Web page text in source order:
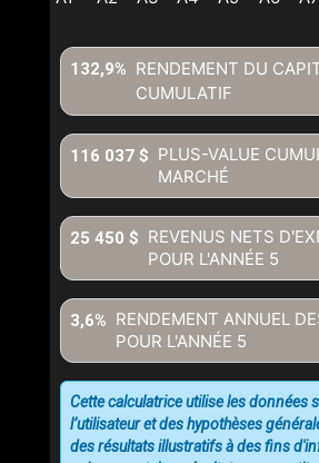
RENDEMENT DU
CUMULATIF
132,9%
PLUS-VALUE
MARCHÉ
116 037 $
REVENUS NETS
POUR L'ANNÉE 5
25 450 $
RENDEMENT ANNUEL
POUR L'ANNÉE 5
3,6%
Cette calculatrice utilise les données
l’utilisateur et des hypothèses
des résultats illustratifs à des fins